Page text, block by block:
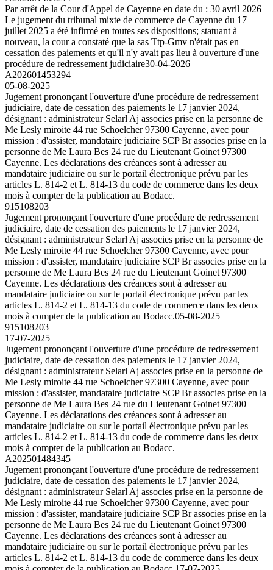
Par arrêt de la Cour d'Appel de Cayenne en date du : 30 avril 2026
Le jugement du tribunal mixte de commerce de Cayenne du 17
juillet 2025 a été infirmé en toutes ses dispositions; statuant à
nouveau, la cour a constaté que la sas Ttp-Gmv n'était pas en
cessation des paiements et qu'il n'y avait pas lieu à ouverture d'une
procédure de redressement judiciaire30-04-2026
A202601453294
05-08-2025
Jugement prononçant l'ouverture d'une procédure de redressement
judiciaire, date de cessation des paiements le 17 janvier 2024,
désignant : administrateur Selarl Aj associes prise en la personne de
Me Lesly miroite 44 rue Schoelcher 97300 Cayenne, avec pour
mission : d'assister, mandataire judiciaire SCP Br associes prise en la
personne de Me Laura Bes 24 rue du Lieutenant Goinet 97300
Cayenne. Les déclarations des créances sont à adresser au
mandataire judiciaire ou sur le portail électronique prévu par les
articles L. 814-2 et L. 814-13 du code de commerce dans les deux
mois à compter de la publication au Bodacc.
915108203
Jugement prononçant l'ouverture d'une procédure de redressement
judiciaire, date de cessation des paiements le 17 janvier 2024,
désignant : administrateur Selarl Aj associes prise en la personne de
Me Lesly miroite 44 rue Schoelcher 97300 Cayenne, avec pour
mission : d'assister, mandataire judiciaire SCP Br associes prise en la
personne de Me Laura Bes 24 rue du Lieutenant Goinet 97300
Cayenne. Les déclarations des créances sont à adresser au
mandataire judiciaire ou sur le portail électronique prévu par les
articles L. 814-2 et L. 814-13 du code de commerce dans les deux
mois à compter de la publication au Bodacc.05-08-2025
915108203
17-07-2025
Jugement prononçant l'ouverture d'une procédure de redressement
judiciaire, date de cessation des paiements le 17 janvier 2024,
désignant : administrateur Selarl Aj associes prise en la personne de
Me Lesly miroite 44 rue Schoelcher 97300 Cayenne, avec pour
mission : d'assister, mandataire judiciaire SCP Br associes prise en la
personne de Me Laura Bes 24 rue du Lieutenant Goinet 97300
Cayenne. Les déclarations des créances sont à adresser au
mandataire judiciaire ou sur le portail électronique prévu par les
articles L. 814-2 et L. 814-13 du code de commerce dans les deux
mois à compter de la publication au Bodacc.
A202501484345
Jugement prononçant l'ouverture d'une procédure de redressement
judiciaire, date de cessation des paiements le 17 janvier 2024,
désignant : administrateur Selarl Aj associes prise en la personne de
Me Lesly miroite 44 rue Schoelcher 97300 Cayenne, avec pour
mission : d'assister, mandataire judiciaire SCP Br associes prise en la
personne de Me Laura Bes 24 rue du Lieutenant Goinet 97300
Cayenne. Les déclarations des créances sont à adresser au
mandataire judiciaire ou sur le portail électronique prévu par les
articles L. 814-2 et L. 814-13 du code de commerce dans les deux